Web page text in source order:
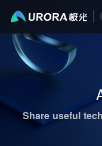
Share useful